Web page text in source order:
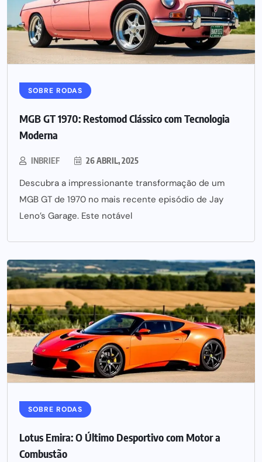
SOBRE RODAS
MGB GT 1970: Restomod Clássico com Tecnologia
Moderna
INBRIEF 26 ABRIL, 2025
Descubra a impressionante transformação de um
MGB GT de 1970 no mais recente episódio de Jay
Leno’s Garage. Este notável
SOBRE RODAS
Lotus Emira: O Último Desportivo com Motor a
Combustão